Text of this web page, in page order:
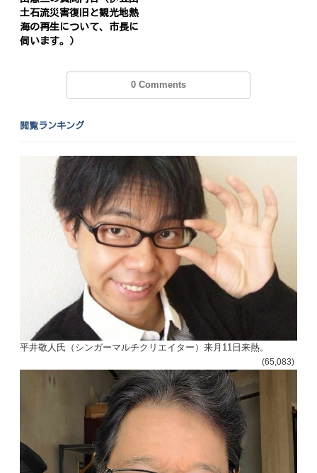
土石流災害復旧と観光地熱
海の再生について、市長に
伺います。）
0 Comments
閲覧ランキング
平井敬人氏（シンガーマルチクリエイター）来月11日来熱。
(65,083)